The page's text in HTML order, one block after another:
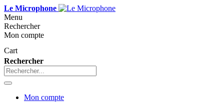
Le Microphone
Menu
Rechercher
Mon compte
Cart
Rechercher
Mon compte